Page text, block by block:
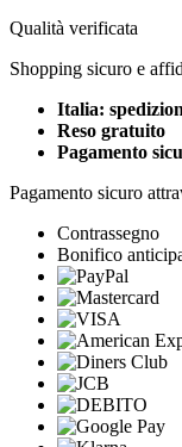
Qualità verificata
Shopping sicuro e
Italia:
Reso gratuito
Pagamento
Pagamento sicuro
Contrassegno
Bonifico